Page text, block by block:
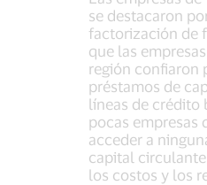
se destacaron
factorización de
que las
región confiaron
préstamos de
líneas de crédito
pocas empresas
acceder a
capital
los costos y los